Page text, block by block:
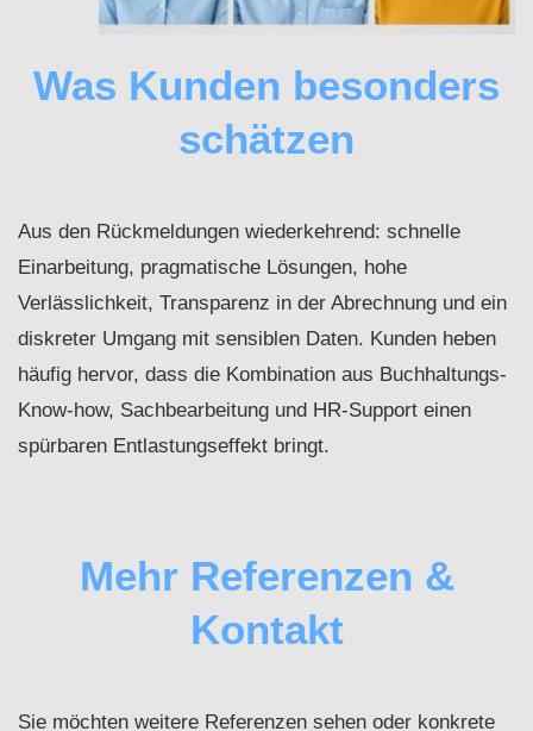
Was Kunden besonders
schätzen
Aus den Rückmeldungen wiederkehrend: schnelle
Einarbeitung, pragmatische Lösungen, hohe
Verlässlichkeit, Transparenz in der Abrechnung und ein
diskreter Umgang mit sensiblen Daten. Kunden heben
häufig hervor, dass die Kombination aus Buchhaltungs-
Know‑how, Sachbearbeitung und HR‑Support einen
spürbaren Entlastungseffekt bringt.
Mehr Referenzen &
Kontakt
Sie möchten weitere Referenzen sehen oder konkrete